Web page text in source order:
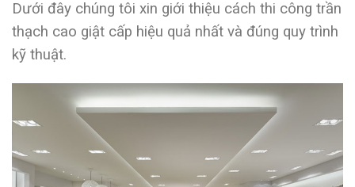
Dưới đây chúng tôi xin giới thiệu cách thi công trần
thạch cao giật cấp hiệu quả nhất và đúng quy trình
kỹ thuật.